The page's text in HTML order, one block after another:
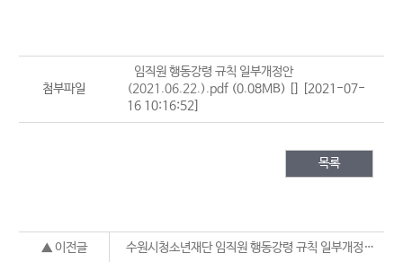
첨부파일
임직원 행동강령 규칙 일부개정안
(2021.06.22.).pdf (0.08MB)
[2021-07-
16 10:16:52]
목록
▲ 이전글 수원시청소년재단 임직원 행동강령 규칙 일부개정안 (공포 2020.10.27.)